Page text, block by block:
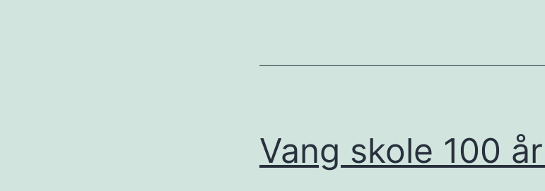
Vang skole 100